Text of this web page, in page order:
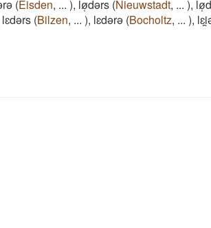
(Eisden, ... ), lø̜dǝrs (Nieuwstadt, ... ),
lɛdǝrs (Bilzen, ... ), lɛdǝrǝ (Bocholtz, ... ),